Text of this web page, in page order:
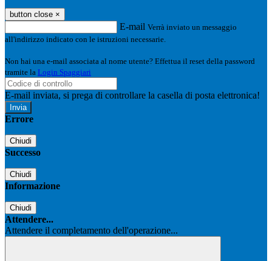
button close ×
E-mail Verrà inviato un messaggio
all'indirizzo indicato con le istruzioni necessarie.
Non hai una e-mail associata al nome utente? Effettua il reset della password
tramite la Login Spaggiari
E-mail inviata, si prega di controllare la casella di posta elettronica!
Errore
Chiudi
Successo
Chiudi
Informazione
Chiudi
Attendere...
Attendere il completamento dell'operazione...